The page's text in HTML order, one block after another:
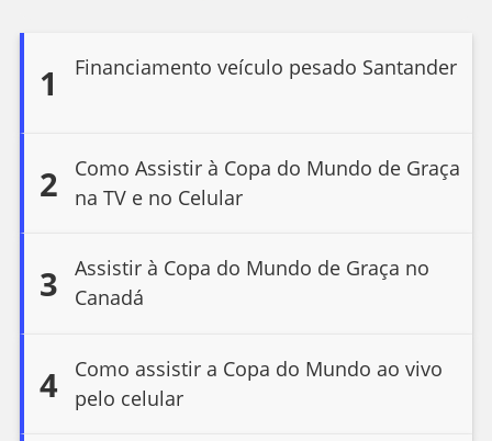
1 Financiamento veículo pesado Santander
2
Como Assistir à Copa do Mundo de Graça
na TV e no Celular
3
Assistir à Copa do Mundo de Graça no
Canadá
4
Como assistir a Copa do Mundo ao vivo
pelo celular